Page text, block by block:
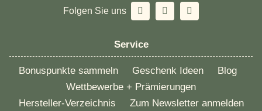
Folgen Sie uns
Service
Bonuspunkte sammeln Geschenk Ideen
Blog
Wettbewerbe + Prämierungen
Hersteller-Verzeichnis
Zum Newsletter anmelden